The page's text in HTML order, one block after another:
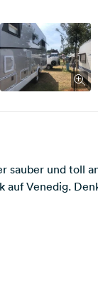
sauber und toll
Venedig.